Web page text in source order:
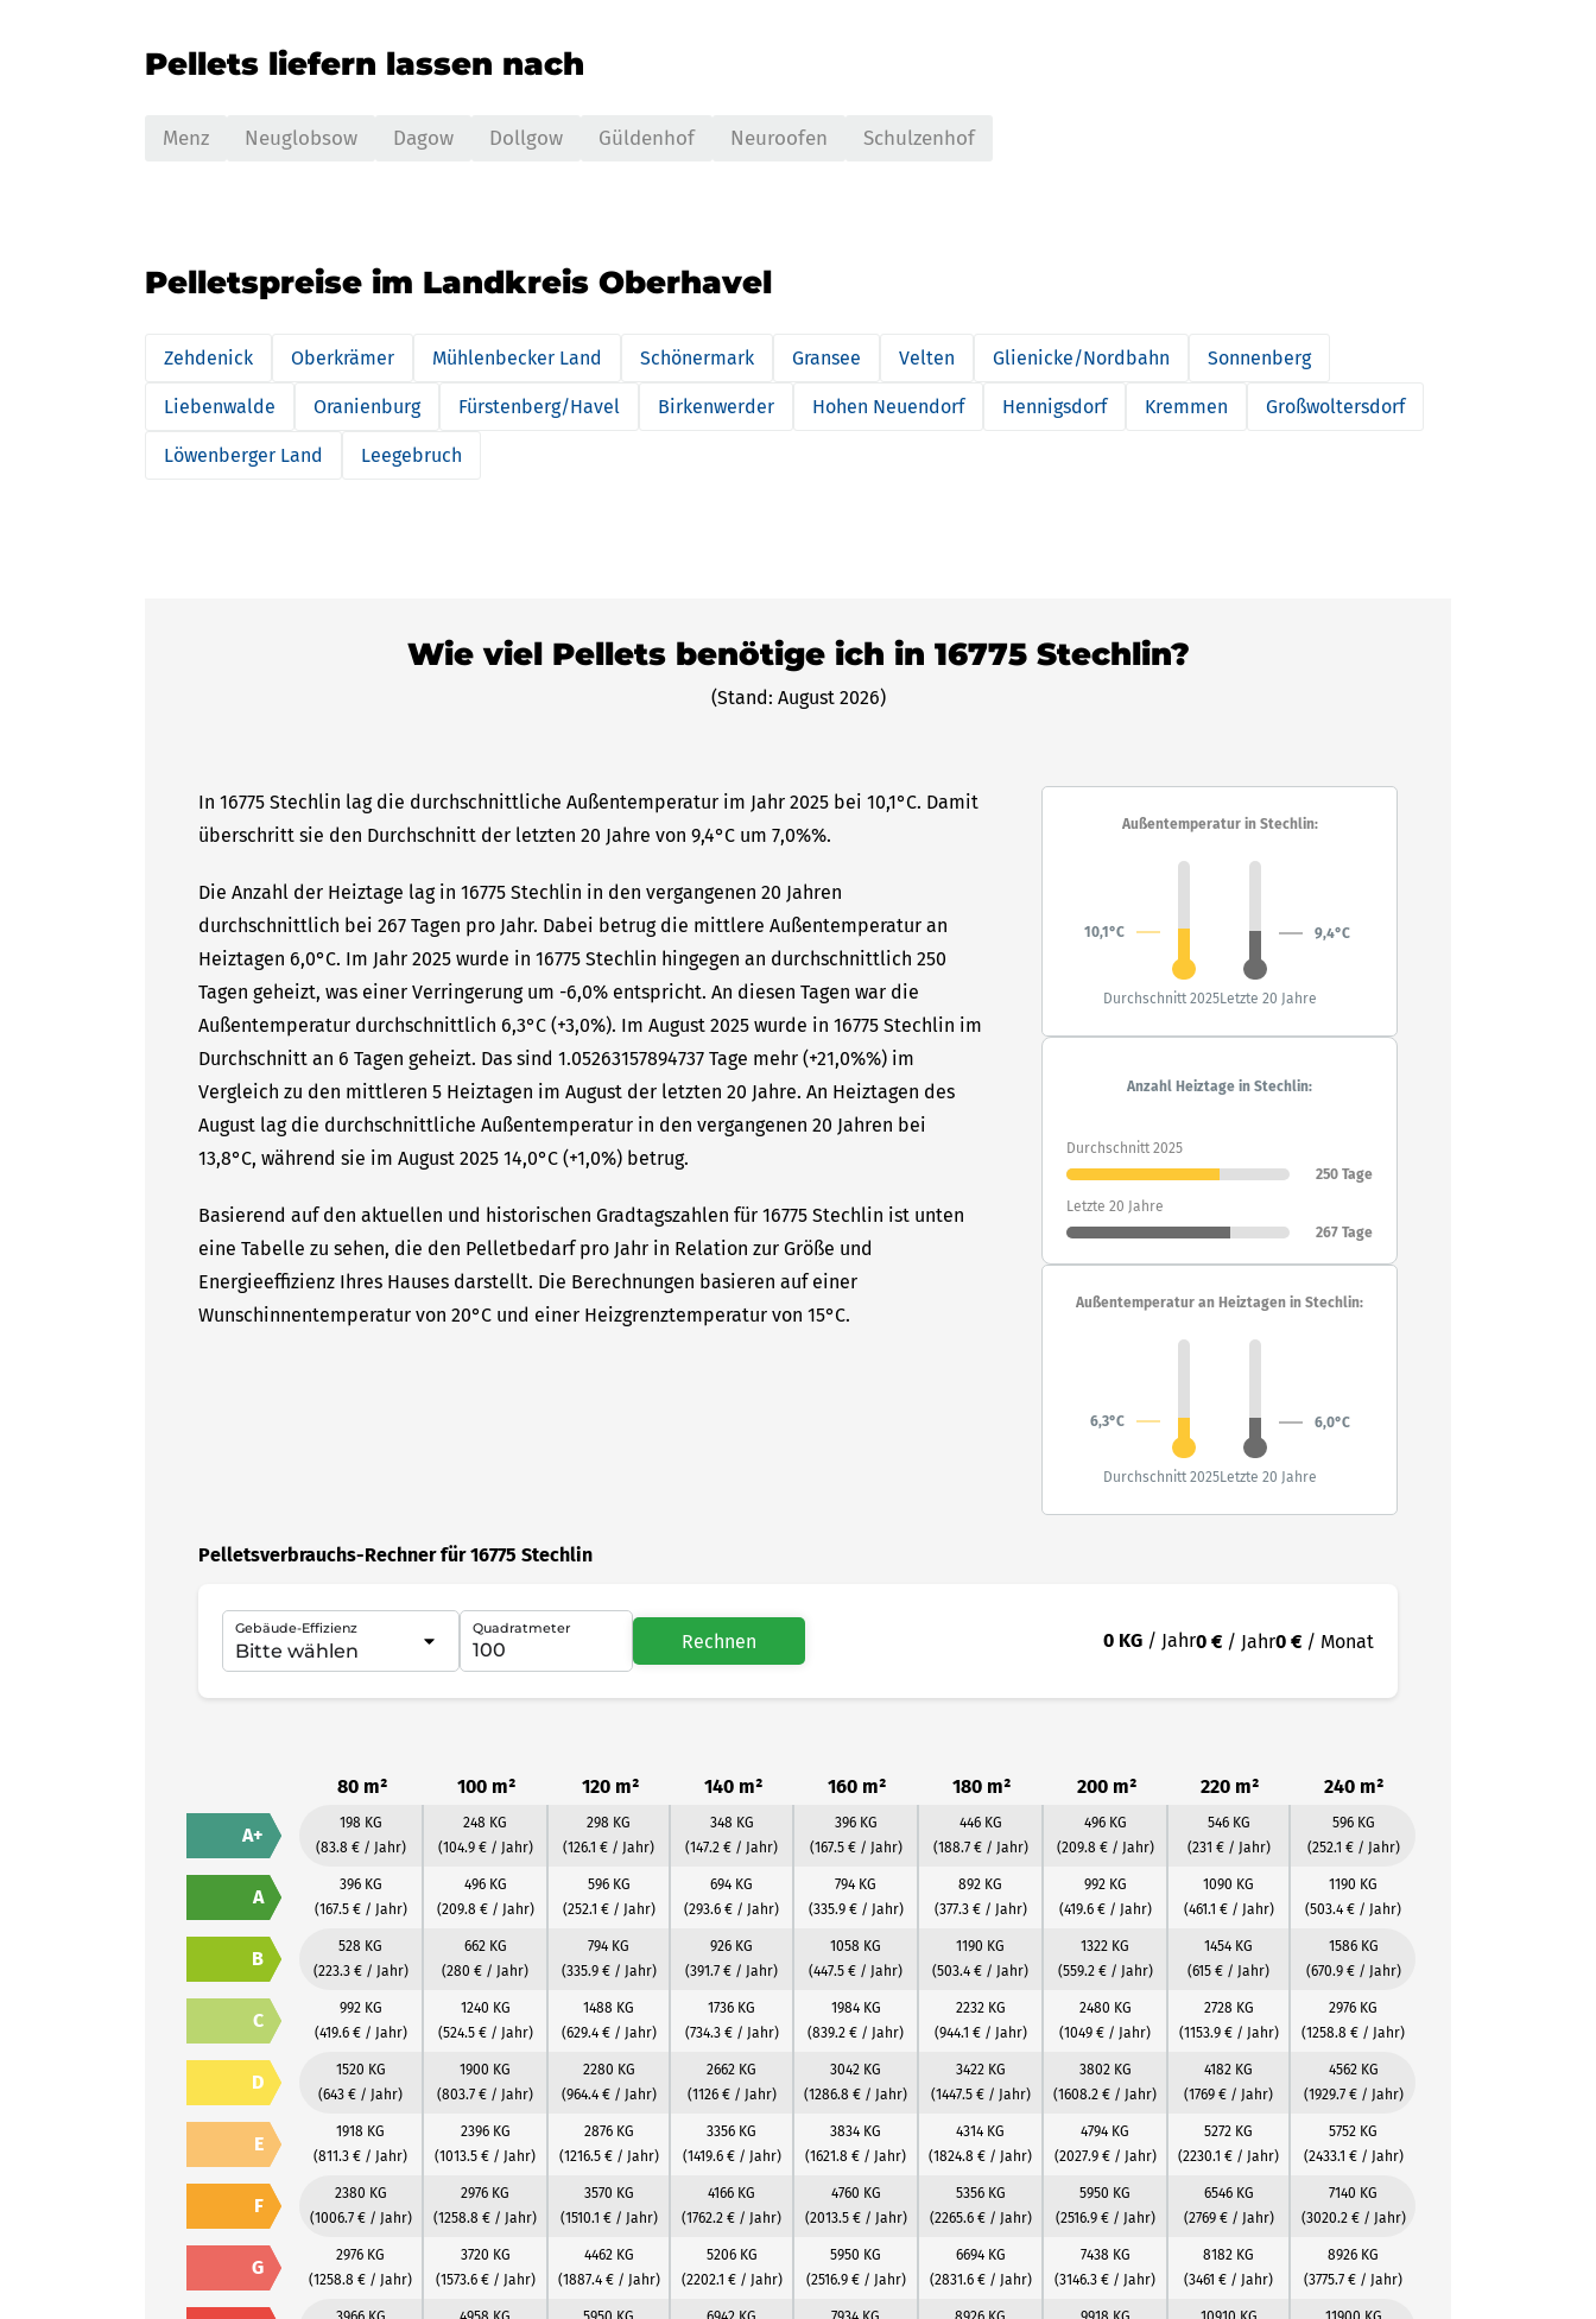
Pellets liefern lassen nach
Menz Neuglobsow Dagow Dollgow Güldenhof Neuroofen Schulzenhof
Pelletspreise im Landkreis Oberhavel
Zehdenick Oberkrämer Mühlenbecker Land Schönermark Gransee Velten Glienicke/Nordbahn Sonnenberg
Liebenwalde Oranienburg Fürstenberg/Havel Birkenwerder Hohen Neuendorf Hennigsdorf Kremmen Großwoltersdorf
Löwenberger Land Leegebruch
Wie viel Pellets benötige ich in 16775 Stechlin?
(Stand: August 2026)
In 16775 Stechlin lag die durchschnittliche Außentemperatur im Jahr 2025 bei 10,1°C. Damit
überschritt sie den Durchschnitt der letzten 20 Jahre von 9,4°C um 7,0%%.
Die Anzahl der Heiztage lag in 16775 Stechlin in den vergangenen 20 Jahren
durchschnittlich bei 267 Tagen pro Jahr. Dabei betrug die mittlere Außentemperatur an
Heiztagen 6,0°C. Im Jahr 2025 wurde in 16775 Stechlin hingegen an durchschnittlich 250
Tagen geheizt, was einer Verringerung um -6,0% entspricht. An diesen Tagen war die
Außentemperatur durchschnittlich 6,3°C (+3,0%). Im August 2025 wurde in 16775 Stechlin im
Durchschnitt an 6 Tagen geheizt. Das sind 1.05263157894737 Tage mehr (+21,0%%) im
Vergleich zu den mittleren 5 Heiztagen im August der letzten 20 Jahre. An Heiztagen des
August lag die durchschnittliche Außentemperatur in den vergangenen 20 Jahren bei
13,8°C, während sie im August 2025 14,0°C (+1,0%) betrug.
Basierend auf den aktuellen und historischen Gradtagszahlen für 16775 Stechlin ist unten
eine Tabelle zu sehen, die den Pelletbedarf pro Jahr in Relation zur Größe und
Energieeffizienz Ihres Hauses darstellt. Die Berechnungen basieren auf einer
Wunschinnentemperatur von 20°C und einer Heizgrenztemperatur von 15°C.
Außentemperatur in Stechlin:
10,1°C 9,4°C
Durchschnitt 2025Letzte 20 Jahre
Anzahl Heiztage in Stechlin:
Durchschnitt 2025
250 Tage
Letzte 20 Jahre
267 Tage
Außentemperatur an Heiztagen in Stechlin:
6,3°C 6,0°C
Durchschnitt 2025Letzte 20 Jahre
Pelletsverbrauchs-Rechner für 16775 Stechlin
Gebäude-Effizienz Quadratmeter
Rechnen 0 KG / Jahr0 € / Jahr0 € / Monat
80 m² 100 m² 120 m² 140 m² 160 m² 180 m² 200 m² 220 m² 240 m²
A+
198 KG
(83.8 € / Jahr)
248 KG
(104.9 € / Jahr)
298 KG
(126.1 € / Jahr)
348 KG
(147.2 € / Jahr)
396 KG
(167.5 € / Jahr)
446 KG
(188.7 € / Jahr)
496 KG
(209.8 € / Jahr)
546 KG
(231 € / Jahr)
596 KG
(252.1 € / Jahr)
A
396 KG
(167.5 € / Jahr)
496 KG
(209.8 € / Jahr)
596 KG
(252.1 € / Jahr)
694 KG
(293.6 € / Jahr)
794 KG
(335.9 € / Jahr)
892 KG
(377.3 € / Jahr)
992 KG
(419.6 € / Jahr)
1090 KG
(461.1 € / Jahr)
1190 KG
(503.4 € / Jahr)
B
528 KG
(223.3 € / Jahr)
662 KG
(280 € / Jahr)
794 KG
(335.9 € / Jahr)
926 KG
(391.7 € / Jahr)
1058 KG
(447.5 € / Jahr)
1190 KG
(503.4 € / Jahr)
1322 KG
(559.2 € / Jahr)
1454 KG
(615 € / Jahr)
1586 KG
(670.9 € / Jahr)
C
992 KG
(419.6 € / Jahr)
1240 KG
(524.5 € / Jahr)
1488 KG
(629.4 € / Jahr)
1736 KG
(734.3 € / Jahr)
1984 KG
(839.2 € / Jahr)
2232 KG
(944.1 € / Jahr)
2480 KG
(1049 € / Jahr)
2728 KG
(1153.9 € / Jahr)
2976 KG
(1258.8 € / Jahr)
D
1520 KG
(643 € / Jahr)
1900 KG
(803.7 € / Jahr)
2280 KG
(964.4 € / Jahr)
2662 KG
(1126 € / Jahr)
3042 KG
(1286.8 € / Jahr)
3422 KG
(1447.5 € / Jahr)
3802 KG
(1608.2 € / Jahr)
4182 KG
(1769 € / Jahr)
4562 KG
(1929.7 € / Jahr)
E
1918 KG
(811.3 € / Jahr)
2396 KG
(1013.5 € / Jahr)
2876 KG
(1216.5 € / Jahr)
3356 KG
(1419.6 € / Jahr)
3834 KG
(1621.8 € / Jahr)
4314 KG
(1824.8 € / Jahr)
4794 KG
(2027.9 € / Jahr)
5272 KG
(2230.1 € / Jahr)
5752 KG
(2433.1 € / Jahr)
F
2380 KG
(1006.7 € / Jahr)
2976 KG
(1258.8 € / Jahr)
3570 KG
(1510.1 € / Jahr)
4166 KG
(1762.2 € / Jahr)
4760 KG
(2013.5 € / Jahr)
5356 KG
(2265.6 € / Jahr)
5950 KG
(2516.9 € / Jahr)
6546 KG
(2769 € / Jahr)
7140 KG
(3020.2 € / Jahr)
G
2976 KG
(1258.8 € / Jahr)
3720 KG
(1573.6 € / Jahr)
4462 KG
(1887.4 € / Jahr)
5206 KG
(2202.1 € / Jahr)
5950 KG
(2516.9 € / Jahr)
6694 KG
(2831.6 € / Jahr)
7438 KG
(3146.3 € / Jahr)
8182 KG
(3461 € / Jahr)
8926 KG
(3775.7 € / Jahr)